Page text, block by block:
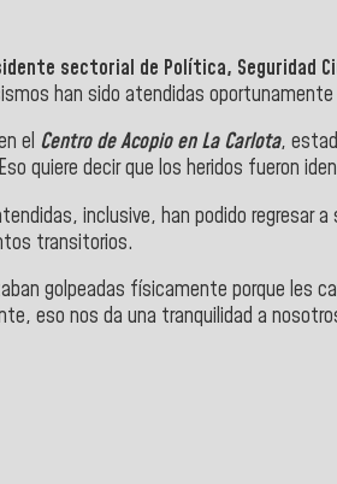
sectorial de Política, Seguridad
han sido atendidas
el Centro de Acopio en La Carlota,
quiere decir que los heridos fueron
inclusive, han podido regresar
transitorios.
golpeadas físicamente porque les
eso nos da una tranquilidad a